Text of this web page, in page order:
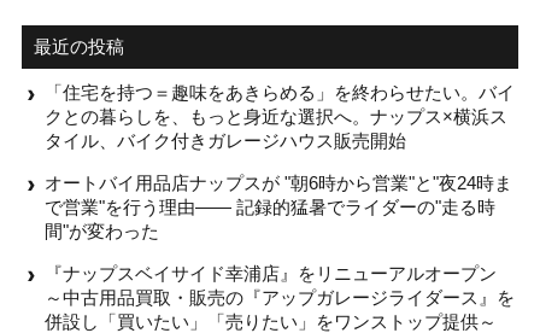
最近の投稿
「住宅を持つ＝趣味をあきらめる」を終わらせたい。バイ
クとの暮らしを、もっと身近な選択へ。ナップス×横浜ス
タイル、バイク付きガレージハウス販売開始
オートバイ用品店ナップスが "朝6時から営業"と"夜24時ま
で営業"を行う理由—— 記録的猛暑でライダーの"走る時
間"が変わった
『ナップスベイサイド幸浦店』をリニューアルオープン
～中古用品買取・販売の『アップガレージライダース』を
併設し「買いたい」「売りたい」をワンストップ提供～